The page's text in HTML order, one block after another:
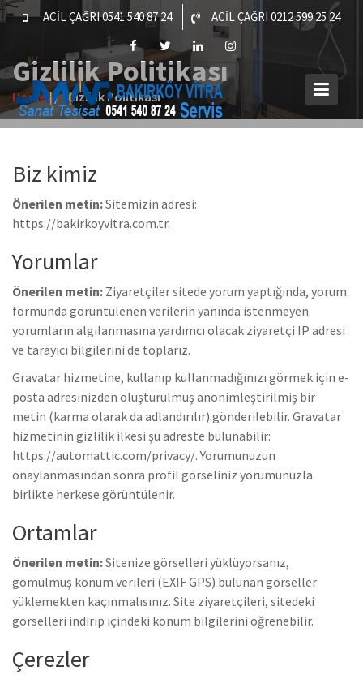
Skip
ACİL ÇAĞRI 0541 540 87 24 ACİL ÇAĞRI 0212 599 25 24
Gizlilik Politikası
Home Gizlilik Politikası
Biz kimiz
Önerilen metin:Sitemizin adresi:
https://bakirkoyvitra.com.tr.
Yorumlar
Önerilen metin: Ziyaretçiler sitede yorum yaptığında, yorum
formunda görüntülenen verilerin yanında istenmeyen
yorumların algılanmasına yardımcı olacak ziyaretçi IP adresi
ve tarayıcı bilgilerini de toplarız.
Gravatar hizmetine, kullanıp kullanmadığınızı görmek için e-
posta adresinizden oluşturulmuş anonimleştirilmiş bir
metin (karma olarak da adlandırılır) gönderilebilir. Gravatar
hizmetinin gizlilik ilkesi şu adreste bulunabilir:
https://automattic.com/privacy/. Yorumunuzun
onaylanmasından sonra profil görseliniz yorumunuzla
birlikte herkese görüntülenir.
Ortamlar
Önerilen metin:Sitenize görselleri yüklüyorsanız,
gömülmüş konum verileri (EXIF GPS) bulunan görseller
yüklemekten kaçınmalısınız. Site ziyaretçileri, sitedeki
görselleri indirip içindeki konum bilgilerini öğrenebilir.
Çerezler